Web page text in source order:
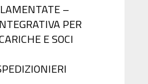
–
PER
E SOCI